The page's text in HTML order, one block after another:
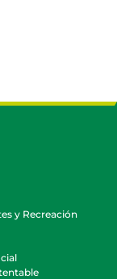
y Recreación